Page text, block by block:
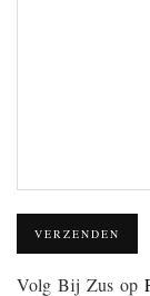
Volg Bij Zus op